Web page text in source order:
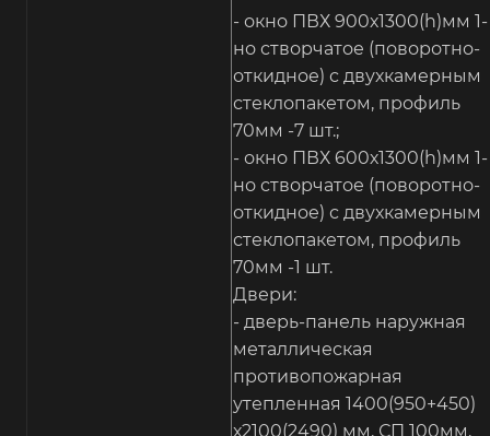
- окно ПВХ 900х1300(h)мм 1-
но створчатое (поворотно-
откидное) с двухкамерным
стеклопакетом, профиль
70мм -7 шт.;
- окно ПВХ 600х1300(h)мм 1-
но створчатое (поворотно-
откидное) с двухкамерным
стеклопакетом, профиль
70мм -1 шт.
Двери:
- дверь-панель наружная
металлическая
противопожарная
утепленная 1400(950+450)
х2100(2490) мм, СП 100мм,